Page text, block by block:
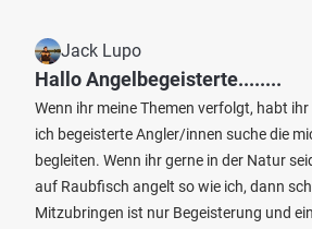
Jack Lupo
Hallo Angelbegeisterte........
Wenn ihr meine Themen verfolgt, habt
ich begeisterte Angler/innen suche die
begleiten. Wenn ihr gerne in der Natur
auf Raubfisch angelt so wie ich, dann
Mitzubringen ist nur Begeisterung und